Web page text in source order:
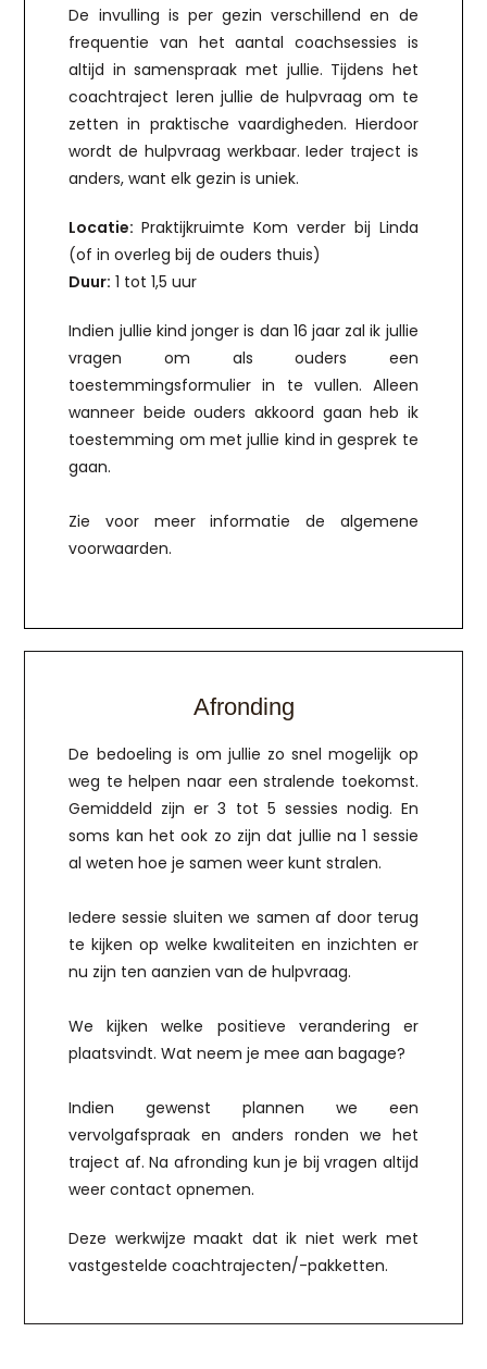
De invulling is per gezin verschillend en de
frequentie van het aantal coachsessies is
altijd in samenspraak met jullie. Tijdens het
coachtraject leren jullie de hulpvraag om te
zetten in praktische vaardigheden. Hierdoor
wordt de hulpvraag werkbaar. Ieder traject is
anders, want elk gezin is uniek.
Locatie:Praktijkruimte Kom verder bij Linda
(of in overleg bij de ouders thuis)
Duur: 1 tot 1,5 uur
Indien jullie kind jonger is dan 16 jaar zal ik jullie
vragen om als ouders een
toestemmingsformulier in te vullen. Alleen
wanneer beide ouders akkoord gaan heb ik
toestemming om met jullie kind in gesprek te
gaan.
Zie voor meer informatie de algemene
voorwaarden.
Afronding
De bedoeling is om jullie zo snel mogelijk op
weg te helpen naar een stralende toekomst.
Gemiddeld zijn er 3 tot 5 sessies nodig. En
soms kan het ook zo zijn dat jullie na 1 sessie
al weten hoe je samen weer kunt stralen.
Iedere sessie sluiten we samen af door terug
te kijken op welke kwaliteiten en inzichten er
nu zijn ten aanzien van de hulpvraag.
We kijken welke positieve verandering er
plaatsvindt. Wat neem je mee aan bagage?
Indien gewenst plannen we een
vervolgafspraak en anders ronden we het
traject af. Na afronding kun je bij vragen altijd
weer contact opnemen.
Deze werkwijze maakt dat ik niet werk met
vastgestelde coachtrajecten/-pakketten.